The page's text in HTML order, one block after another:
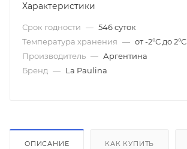
Характеристики
Срок годности — 546 суток
Температура хранения — от -2°С до 2°С.
Производитель — Аргентина
Бренд — La Paulina
ОПИСАНИЕ КАК КУПИТЬ